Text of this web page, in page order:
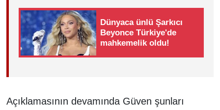
Dünyaca ünlü Şarkıcı
Beyonce Türkiye'de
mahkemelik oldu!
Açıklamasının devamında Güven şunları